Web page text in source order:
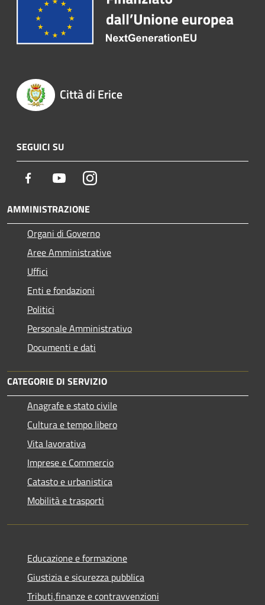
Città di Erice
SEGUICI SU
Facebook YoutubeInstagram
AMMINISTRAZIONE
Organi di Governo
Aree Amministrative
Uffici
Enti e fondazioni
Politici
Personale Amministrativo
Documenti e dati
CATEGORIE DI SERVIZIO
Anagrafe e stato civile
Cultura e tempo libero
Vita lavorativa
Imprese e Commercio
Catasto e urbanistica
Mobilità e trasporti
Educazione e formazione
Giustizia e sicurezza pubblica
Tributi,finanze e contravvenzioni